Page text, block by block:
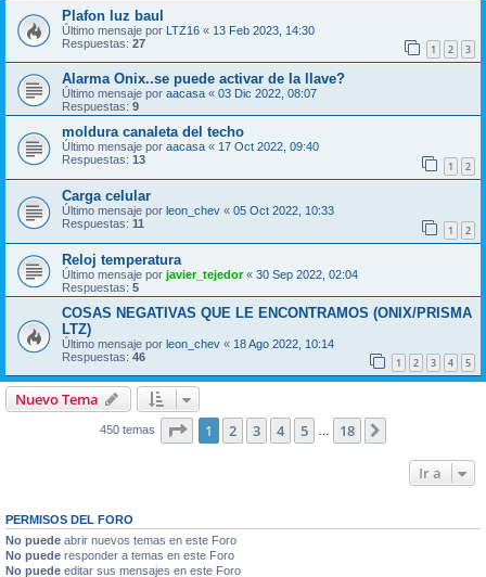
Plafon luz baul
Último mensaje por LTZ16 « 13 Feb 2023, 14:30
Respuestas: 27 1 2 3
Alarma Onix..se puede activar de la llave?
Último mensaje por aacasa « 03 Dic 2022, 08:07
Respuestas: 9
moldura canaleta del techo
Último mensaje por aacasa « 17 Oct 2022, 09:40
Respuestas: 13 1 2
Carga celular
Último mensaje por leon_chev « 05 Oct 2022, 10:33
Respuestas: 11 1 2
Reloj temperatura
Último mensaje por javier_tejedor« 30 Sep 2022, 02:04
Respuestas: 5
COSAS NEGATIVAS QUE LE ENCONTRAMOS (ONIX/PRISMA
LTZ)
Último mensaje por leon_chev « 18 Ago 2022, 10:14
Respuestas: 46 1 2 3 4 5
Nuevo Tema
450 temas Página de 18
1 2 3 4 5 … 18
Ir a
PERMISOS DEL FORO
No puede abrir nuevos temas en este Foro
No puede responder a temas en este Foro
No puede editar sus mensajes en este Foro